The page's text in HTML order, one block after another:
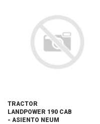
TRACTOR
LANDPOWER 190 CAB
- ASIENTO NEUM